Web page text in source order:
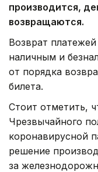
производится,
возвращаются.
Возврат
наличным и
от порядка
билета.
Стоит отметить,
Чрезвычайного
коронавирусной
решение
за